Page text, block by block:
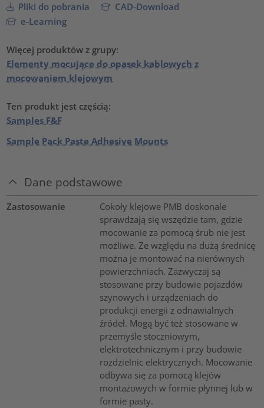
Pliki do pobrania
CAD-Download
e-Learning
Więcej produktów z grupy:
Elementy mocujące do opasek kablowych z
mocowaniem klejowym
Ten produkt jest częścią:
Samples F&F
Sample Pack Paste Adhesive Mounts
Dane podstawowe
Zastosowanie
Cokoły klejowe PMB doskonale
sprawdzają się wszędzie tam, gdzie
mocowanie za pomocą śrub nie jest
możliwe. Ze względu na dużą średnicę
można je montować na nierównych
powierzchniach. Zazwyczaj są
stosowane przy budowie pojazdów
szynowych i urządzeniach do
produkcji energii z odnawialnych
źródeł. Mogą być też stosowane w
przemyśle stoczniowym,
elektrotechnicznym i przy budowie
rozdzielnic elektrycznych. Mocowanie
odbywa się za pomocą klejów
montażowych w formie płynnej lub w
formie pasty.